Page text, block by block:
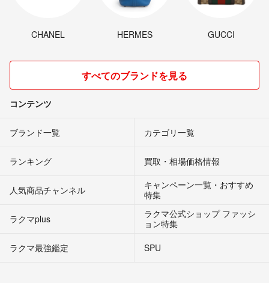
CHANEL HERMES GUCCI
すべてのブランドを見る
コンテンツ
ブランド一覧 カテゴリ一覧
ランキング 買取・相場価格情報
人気商品チャンネル
キャンペーン一覧・おすすめ
特集
ラクマplus
ラクマ公式ショップ ファッシ
ョン特集
ラクマ最強鑑定
SPU